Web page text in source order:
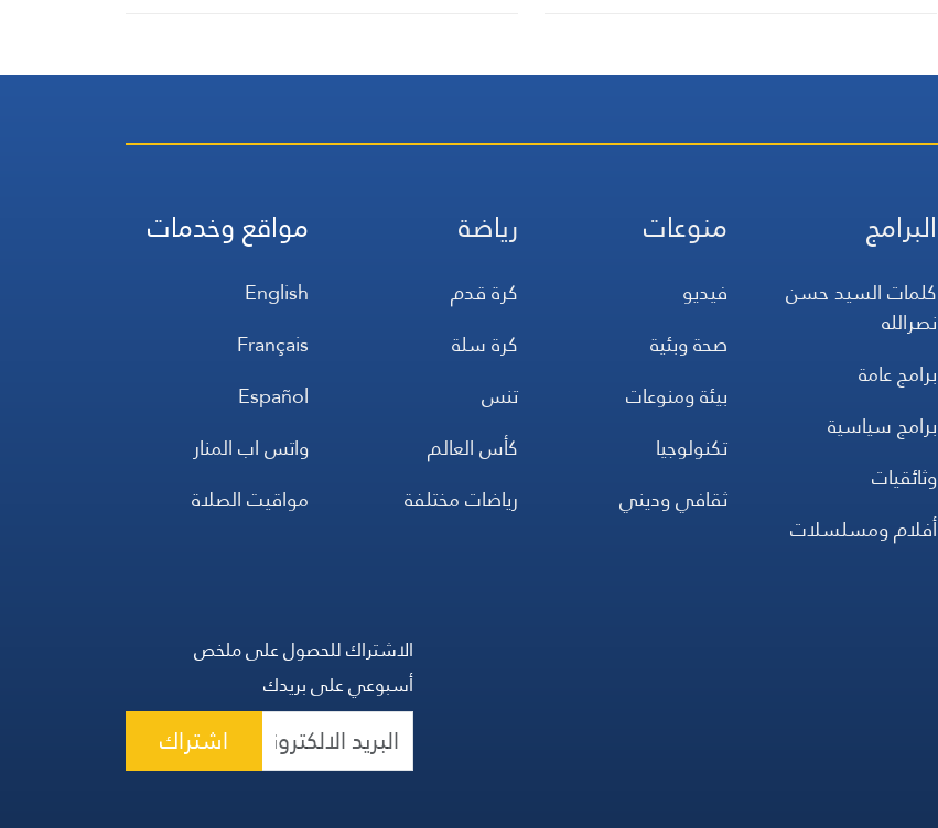
البرامج
كلمات السيد حسن
نصرالله
برامج عامة
برامج سياسية
وثائقيات
أفلام ومسلسلات
منوعات
فيديو
صحة وبئية
بيئة ومنوعات
تكنولوجيا
ثقافي وديني
رياضة
كرة قدم
كرة سلة
تنس
كأس العالم
رياضات مختلفة
مواقع وخدمات
English
Français
Español
واتس اب المنار
مواقيت الصلاة
الاشتراك للحصول على ملخص
أسبوعي على بريدك
اشتراك